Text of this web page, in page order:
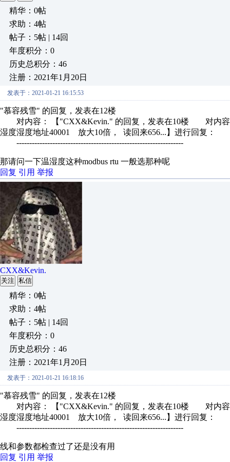
精华：0帖
求助：4帖
帖子：5帖 | 14回
年度积分：0
历史总积分：46
注册：2021年1月20日
发表于：2021-01-21 16:15:53
"慕容残雪" 的回复，发表在12楼
对内容： 【"CXX&Kevin." 的回复，发表在10楼 对内容
湿度湿度地址40001 放大10倍， 读回来656...】进行回复：
-----------------------------------------------------------------
那请问一下温湿度这种modbus rtu 一般选那种呢
回复 引用 举报
CXX&Kevin.
关注 私信
精华：0帖
求助：4帖
帖子：5帖 | 14回
年度积分：0
历史总积分：46
注册：2021年1月20日
发表于：2021-01-21 16:18:16
"慕容残雪" 的回复，发表在12楼
对内容： 【"CXX&Kevin." 的回复，发表在10楼 对内容
湿度湿度地址40001 放大10倍， 读回来656...】进行回复：
-----------------------------------------------------------------
线和参数都检查过了还是没有用
回复 引用 举报